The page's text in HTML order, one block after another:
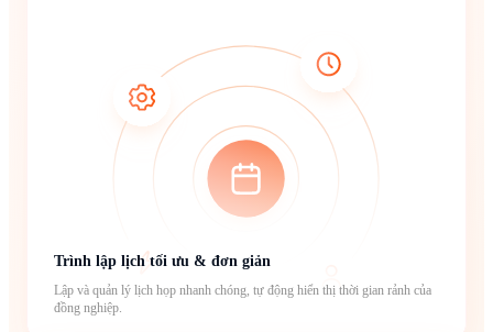
Trình lập lịch tối ưu & đơn giản
Lập và quản lý lịch họp nhanh chóng, tự động hiển thị thời gian rảnh của
đồng nghiệp.